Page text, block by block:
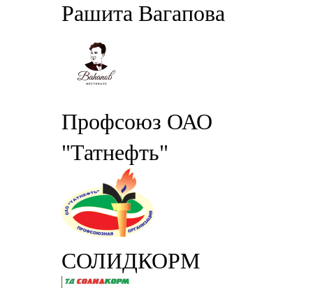
Рашита Вагапова
Профсоюз ОАО
"Татнефть"
СОЛИДКОРМ